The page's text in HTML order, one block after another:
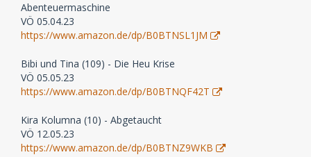
Abenteuermaschine
VÖ 05.04.23
https://www.amazon.de/dp/B0BTNSL1JM
Bibi und Tina (109) - Die Heu Krise
VÖ 05.05.23
https://www.amazon.de/dp/B0BTNQF42T
Kira Kolumna (10) - Abgetaucht
VÖ 12.05.23
https://www.amazon.de/dp/B0BTNZ9WKB